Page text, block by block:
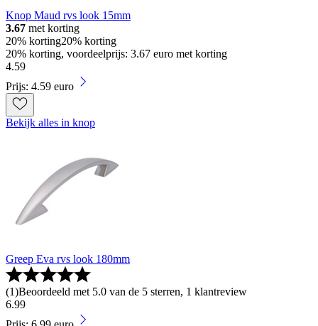
Knop Maud rvs look 15mm
3.67 met korting
20% korting20% korting
20% korting, voordeelprijs: 3.67 euro met korting
4.59
Prijs: 4.59 euro
Bekijk alles in knop
Greep Eva rvs look 180mm
(1)Beoordeeld met 5.0 van de 5 sterren, 1 klantreview
6.99